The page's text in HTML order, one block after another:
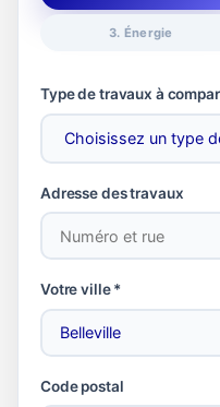
3. Énergie
Type de travaux à
Adresse des travaux
Votre ville *
Code postal